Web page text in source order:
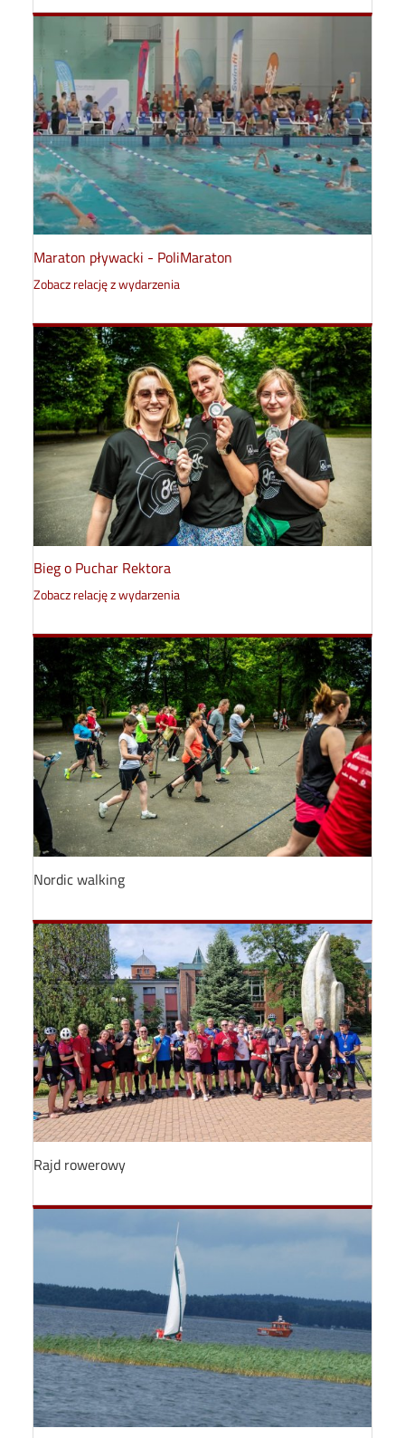
Maraton pływacki - PoliMaraton
Zobacz relację z wydarzenia
Bieg o Puchar Rektora
Zobacz relację z wydarzenia
Nordic walking
Rajd rowerowy